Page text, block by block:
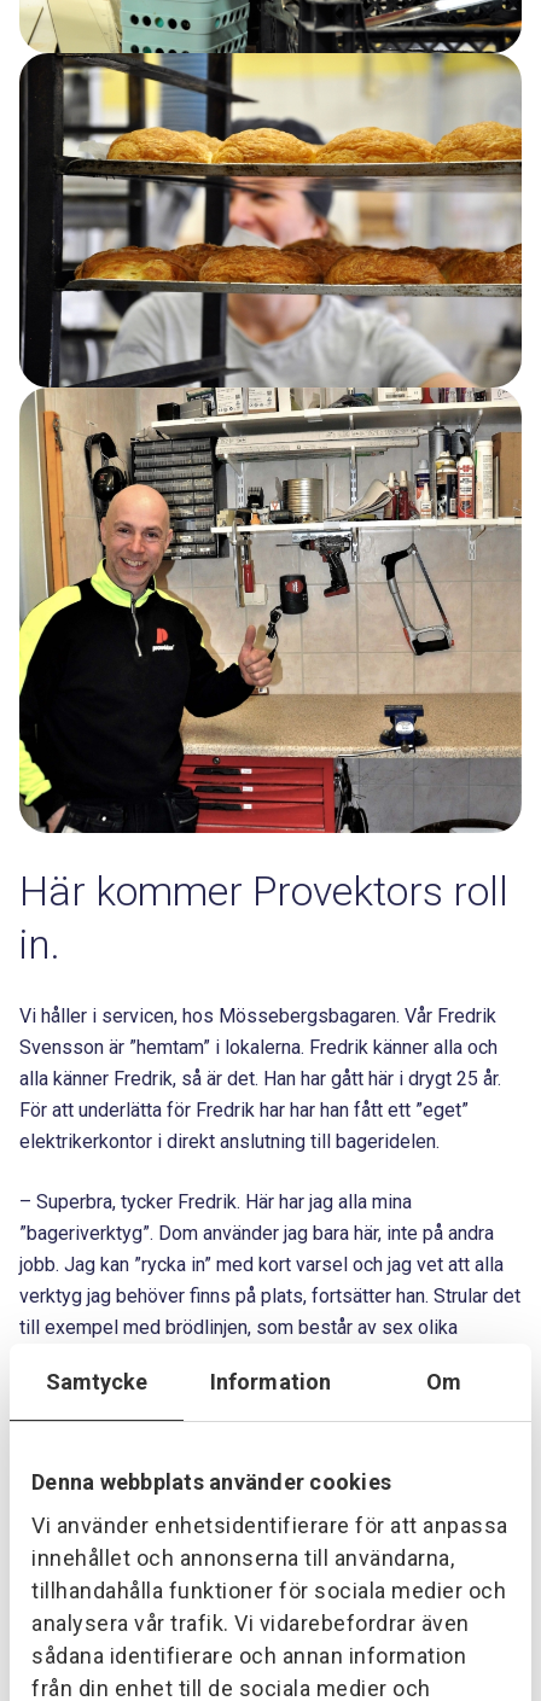
Samtycke Information Om
Denna webbplats använder cookies
Vi använder enhetsidentifierare för att anpassa
innehållet och annonserna till användarna,
tillhandahålla funktioner för sociala medier och
analysera vår trafik. Vi vidarebefordrar även
sådana identifierare och annan information
från din enhet till de sociala medier och
Här kommer Provektors roll
in.
Vi håller i servicen, hos Mössebergsbagaren. Vår Fredrik
Svensson är ”hemtam” i lokalerna. Fredrik känner alla och
alla känner Fredrik, så är det. Han har gått här i drygt 25 år.
För att underlätta för Fredrik har har han fått ett ”eget”
elektrikerkontor i direkt anslutning till bageridelen.
– Superbra, tycker Fredrik. Här har jag alla mina
”bageriverktyg”. Dom använder jag bara här, inte på andra
jobb. Jag kan ”rycka in” med kort varsel och jag vet att alla
verktyg jag behöver finns på plats, fortsätter han. Strular det
till exempel med brödlinjen, som består av sex olika
jästa, den ska in i kylen och vila till det är dags att bli en
”bulle”.
Tack och lov så är det inte så mycket ”akututryckningar”.
Har man ett ständigt underhåll förbygger man problemen,
men visst har det hänt att det har blivit några sena kvällar
eller tidiga morna. Klart att bullar och bakverk måste fram i
Mössebergsbagaren och Provektor ligger ett stenkast ifrån